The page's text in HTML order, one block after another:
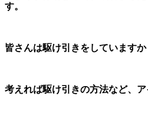
す。
皆さんは駆け引きをしていますか
考えれば駆け引きの方法など、